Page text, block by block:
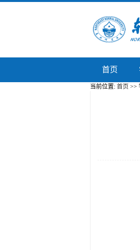
首页
当前位置: 首页 >>